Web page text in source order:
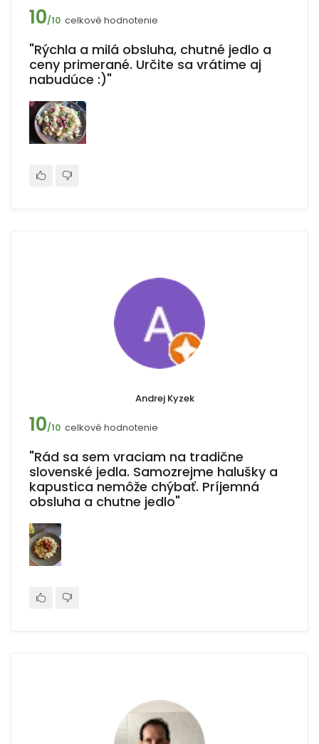
10/10 celkové hodnotenie
"Rýchla a milá obsluha, chutné jedlo a
ceny primerané. Určite sa vrátime aj
nabudúce :)"
Andrej Kyzek
10/10 celkové hodnotenie
"Rád sa sem vraciam na tradične
slovenské jedla. Samozrejme halušky a
kapustica nemôže chýbať. Príjemná
obsluha a chutne jedlo"